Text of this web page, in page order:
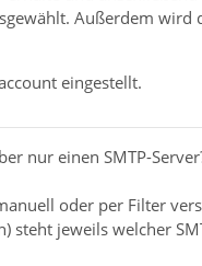
Außerdem wird
eingestellt.
nur einen SMTP-
oder per Filter
steht jeweils welcher